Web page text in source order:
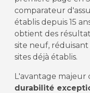
comparateur
établis depuis 15
obtient des
site neuf, réduisant
sites déjà établis.
L'avantage majeur
durabilité